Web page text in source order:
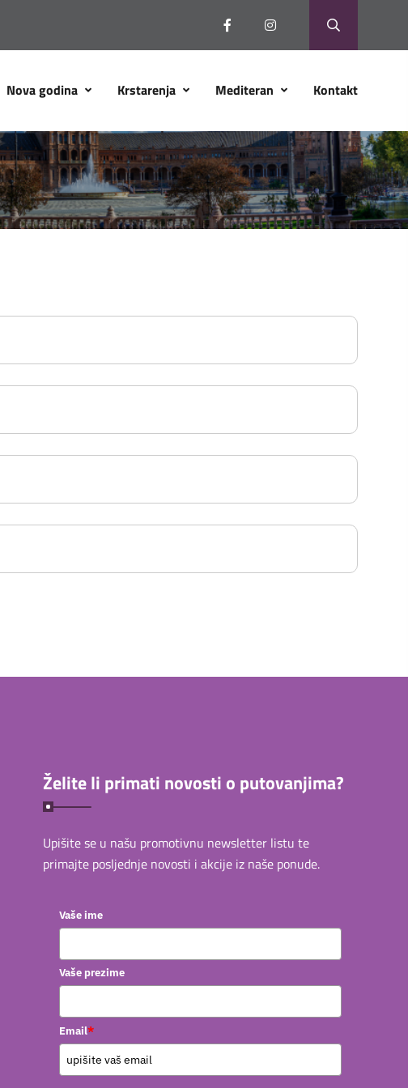
Nova godina Krstarenja Mediteran Kontakt
Želite li primati novosti o putovanjima?
Upišite se u našu promotivnu newsletter listu te
primajte posljednje novosti i akcije iz naše ponude.
Vaše ime
Vaše prezime
Email*